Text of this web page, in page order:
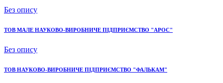
Без опису
ТОВ МАЛЕ НАУКОВО-ВИРОБНИЧЕ ПІДПРИЄМСТВО "АРОС"
Без опису
ТОВ НАУКОВО-ВИРОБНИЧЕ ПІДПРИЄМСТВО "ФАЛЬКАМ"